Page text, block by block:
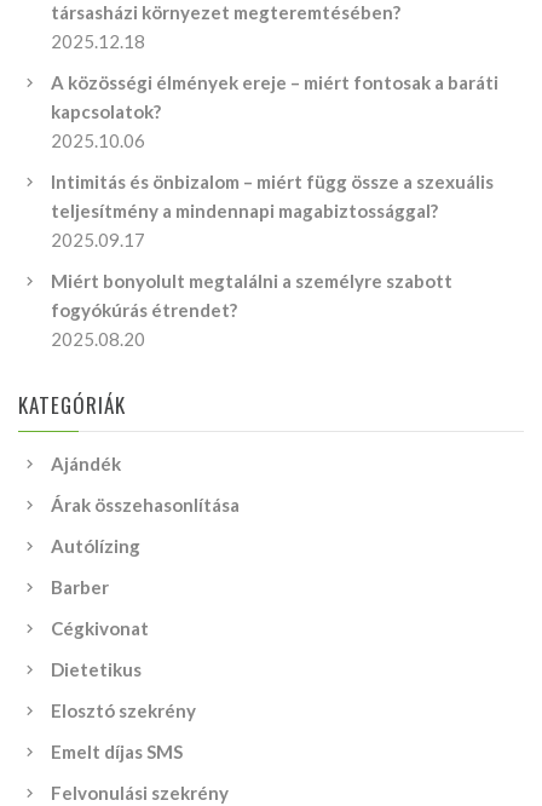
társasházi környezet megteremtésében?
2025.12.18
A közösségi élmények ereje – miért fontosak a baráti
kapcsolatok?
2025.10.06
Intimitás és önbizalom – miért függ össze a szexuális
teljesítmény a mindennapi magabiztossággal?
2025.09.17
Miért bonyolult megtalálni a személyre szabott
fogyókúrás étrendet?
2025.08.20
KATEGÓRIÁK
Ajándék
Árak összehasonlítása
Autólízing
Barber
Cégkivonat
Dietetikus
Elosztó szekrény
Emelt díjas SMS
Felvonulási szekrény